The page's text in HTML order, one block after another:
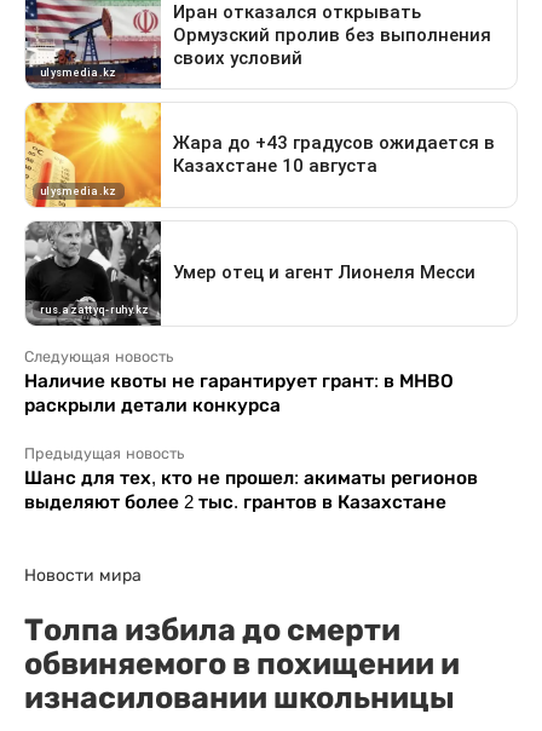
Следующая новость
Наличие квоты не гарантирует грант: в МНВО
раскрыли детали конкурса
Предыдущая новость
Шанс для тех, кто не прошел: акиматы регионов
выделяют более 2 тыс. грантов в Казахстане
Новости мира
Толпа избила до смерти
обвиняемого в похищении и
изнасиловании школьницы